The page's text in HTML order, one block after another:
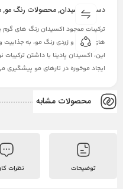
دسته :اکسیدان,محصولات رنگ مو,
ترکیبات موجود اکسیدان رنگ های گرم
های قرمزی و زردی رنگ مو، به جذابیت
این، اکسیدان پادینا با داشتن
ایجاد موخوره در تارهای مو پیشگیری
محصولات مشابه
توضیحات نظرات